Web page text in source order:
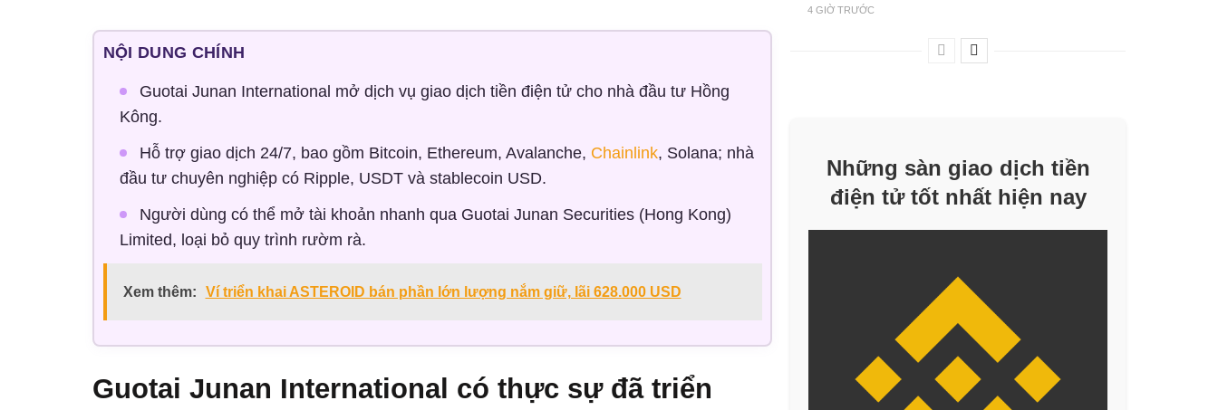
NỘI DUNG CHÍNH
Guotai Junan International mở dịch vụ giao dịch tiền điện tử cho nhà đầu tư Hồng
Kông.
Hỗ trợ giao dịch 24/7, bao gồm Bitcoin, Ethereum, Avalanche, Chainlink, Solana; nhà
đầu tư chuyên nghiệp có Ripple, USDT và stablecoin USD.
Người dùng có thể mở tài khoản nhanh qua Guotai Junan Securities (Hong Kong)
Limited, loại bỏ quy trình rườm rà.
Xem thêm: Ví triển khai ASTEROID bán phần lớn lượng nắm giữ, lãi 628.000 USD
Guotai Junan International có thực sự đã triển
4 GIỜ TRƯỚC
Những sàn giao dịch tiền
điện tử tốt nhất hiện nay